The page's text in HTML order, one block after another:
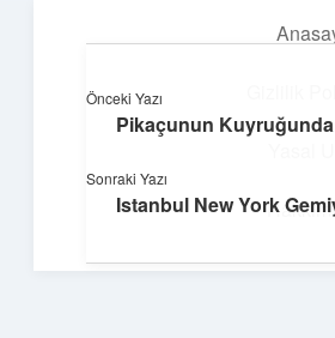
Parlak Fikir
Işıltılı önerilerle hayatını
Önceki Yazı
Pikaçunun Kuyruğunda
Sonraki Yazı
Istanbul New York